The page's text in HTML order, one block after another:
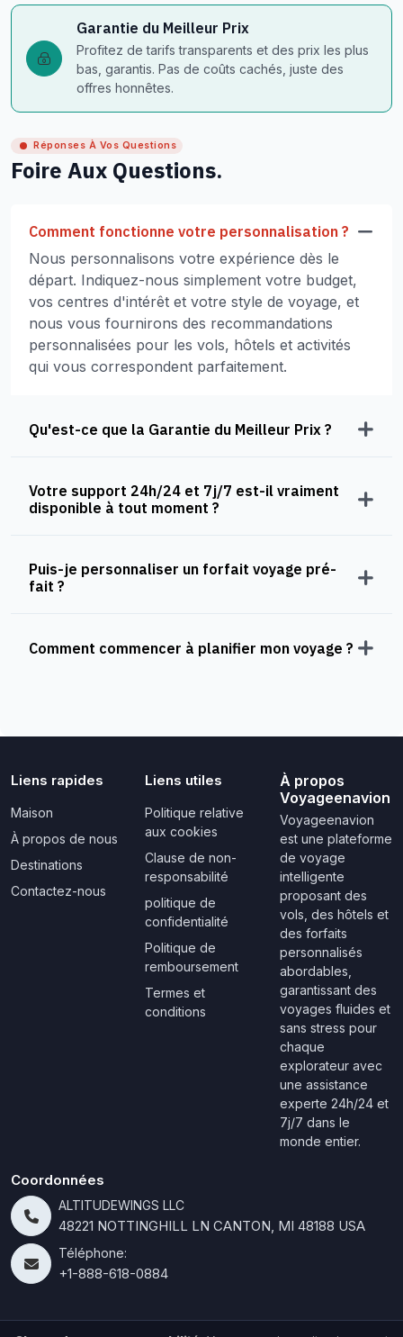
Garantie du Meilleur Prix
Profitez de tarifs transparents et des prix les plus
bas, garantis. Pas de coûts cachés, juste des
offres honnêtes.
Réponses À Vos Questions
Foire Aux Questions.
Comment fonctionne votre personnalisation ?
Nous personnalisons votre expérience dès le
départ. Indiquez-nous simplement votre budget,
vos centres d'intérêt et votre style de voyage, et
nous vous fournirons des recommandations
personnalisées pour les vols, hôtels et activités
qui vous correspondent parfaitement.
Qu'est-ce que la Garantie du Meilleur Prix ?
Votre support 24h/24 et 7j/7 est-il vraiment
disponible à tout moment ?
Puis-je personnaliser un forfait voyage pré-
fait ?
Comment commencer à planifier mon voyage ?
Liens rapides
Maison
À propos de nous
Destinations
Contactez-nous
Liens utiles
Politique relative
aux cookies
Clause de non-
responsabilité
politique de
confidentialité
Politique de
remboursement
Termes et
conditions
À propos
Voyageenavion
Voyageenavion
est une plateforme
de voyage
intelligente
proposant des
vols, des hôtels et
des forfaits
personnalisés
abordables,
garantissant des
voyages fluides et
sans stress pour
chaque
explorateur avec
une assistance
experte 24h/24 et
7j/7 dans le
monde entier.
Coordonnées
ALTITUDEWINGS LLC
48221 NOTTINGHILL LN CANTON, MI 48188 USA
Téléphone:
+1-888-618-0884